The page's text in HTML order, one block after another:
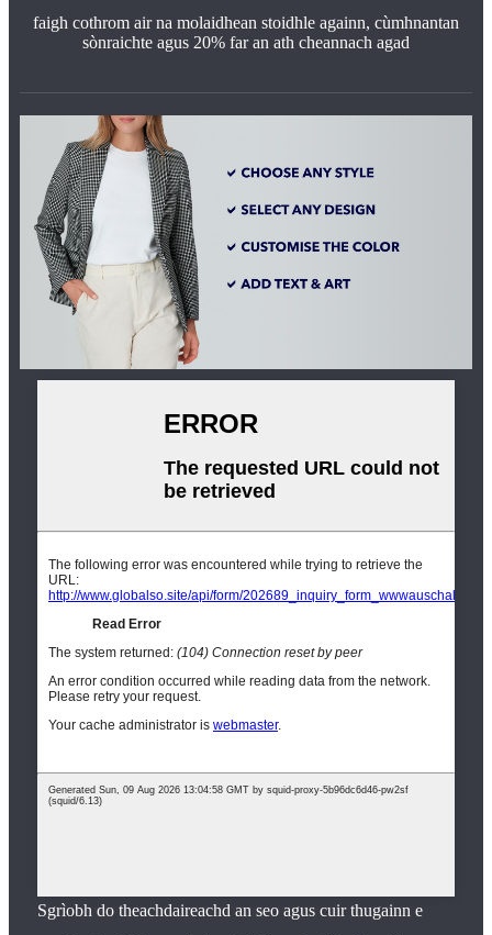
faigh cothrom air na molaidhean stoidhle againn, cùmhnantan
sònraichte agus 20% far an ath cheannach agad
Sgrìobh do theachdaireachd an seo agus cuir thugainn e